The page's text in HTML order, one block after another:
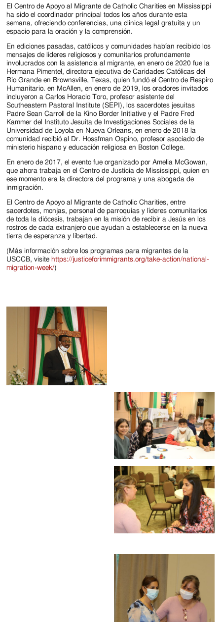
El Centro de Apoyo al Migrante de Catholic Charities en Mississippi
ha sido el coordinador principal todos los años durante esta
semana, ofreciendo conferencias, una clínica legal gratuita y un
espacio para la oración y la comprensión.
En ediciones pasadas, católicos y comunidades habían recibido los
mensajes de líderes religiosos y comunitarios profundamente
involucrados con la asistencia al migrante, en enero de 2020 fue la
Hermana Pimentel, directora ejecutiva de Caridades Católicas del
Río Grande en Brownsville, Texas, quien fundó el Centro de Respiro
Humanitario. en McAllen, en enero de 2019, los oradores invitados
incluyeron a Carlos Horacio Toro, profesor asistente del
Southeastern Pastoral Institute (SEPI), los sacerdotes jesuitas
Padre Sean Carroll de la Kino Border Initiative y el Padre Fred
Kammer del Instituto Jesuita de Investigaciones Sociales de la
Universidad de Loyola en Nueva Orleans, en enero de 2018 la
comunidad recibió al Dr. Hossfman Ospino, profesor asociado de
ministerio hispano y educación religiosa en Boston College.
En enero de 2017, el evento fue organizado por Amelia McGowan,
que ahora trabaja en el Centro de Justicia de Mississippi, quien en
ese momento era la directora del programa y una abogada de
inmigración.
El Centro de Apoyo al Migrante de Catholic Charities, entre
sacerdotes, monjas, personal de parroquias y líderes comunitarios
de toda la diócesis, trabajan en la misión de recibir a Jesús en los
rostros de cada extranjero que ayudan a establecerse en la nueva
tierra de esperanza y libertad.
(Más información sobre los programas para migrantes de la
USCCB, visite https://justiceforimmigrants.org/take-action/national-
migration-week/)